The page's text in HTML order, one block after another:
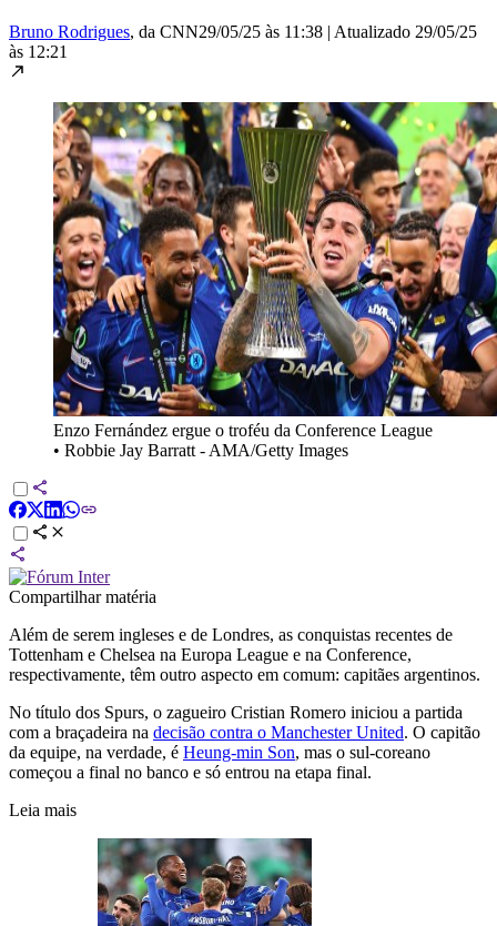
Bruno Rodrigues, da CNN29/05/25 às 11:38 | Atualizado 29/05/25
às 12:21
Enzo Fernández ergue o troféu da Conference League
• Robbie Jay Barratt - AMA/Getty Images
Compartilhar matéria
Além de serem ingleses e de Londres, as conquistas recentes de
Tottenham e Chelsea na Europa League e na Conference,
respectivamente, têm outro aspecto em comum: capitães argentinos.
No título dos Spurs, o zagueiro Cristian Romero iniciou a partida
com a braçadeira na decisão contra o Manchester United. O capitão
da equipe, na verdade, é Heung-min Son, mas o sul-coreano
começou a final no banco e só entrou na etapa final.
Leia mais